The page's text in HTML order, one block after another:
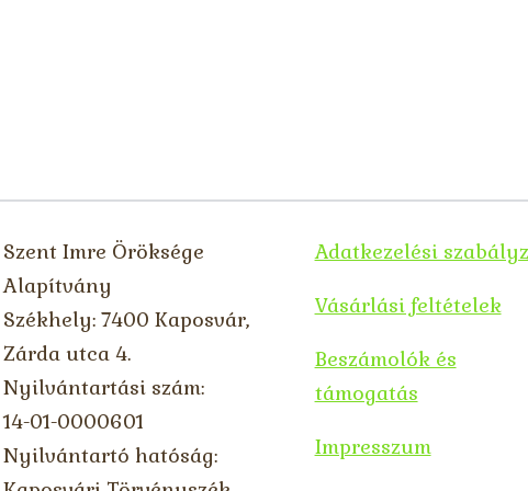
Szent Imre Öröksége
Alapítvány
Székhely: 7400 Kaposvár,
Zárda utca 4.
Nyilvántartási szám:
14-01-0000601
Nyilvántartó hatóság:
Adatkezelési
Vásárlási feltételek
Beszámolók és
támogatás
Impresszum